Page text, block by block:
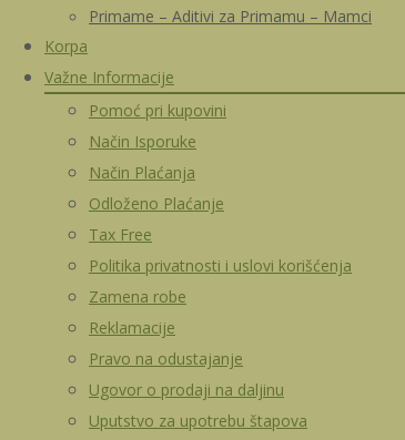
Primame – Aditivi za Primamu – Mamci
Korpa
Važne Informacije
Pomoć pri kupovini
Način Isporuke
Način Plaćanja
Odloženo Plaćanje
Tax Free
Politika privatnosti i uslovi korišćenja
Zamena robe
Reklamacije
Pravo na odustajanje
Ugovor o prodaji na daljinu
Uputstvo za upotrebu štapova